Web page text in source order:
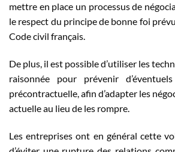
mettre en place un processus de
le respect du principe de bonne foi
Code civil français.
De plus, il est possible d’utiliser les
raisonnée pour prévenir
précontractuelle, afin d’adapter les
actuelle au lieu de les rompre.
Les entreprises ont en général cette